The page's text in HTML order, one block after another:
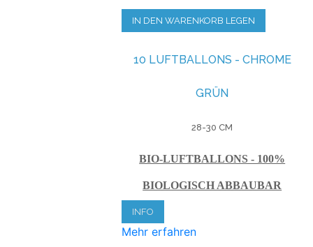
IN DEN WARENKORB LEGEN
10 LUFTBALLONS - CHROME
GRÜN
28-30 CM
BIO-LUFTBALLONS - 100%
BIOLOGISCH ABBAUBAR
INFO
Mehr erfahren